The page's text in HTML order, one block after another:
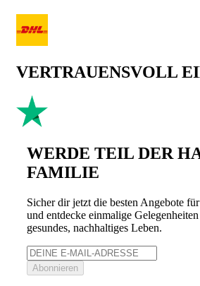
VERTRAUENSVOLL
WERDE TEIL DER
FAMILIE
Sicher dir jetzt die besten Angebote
und entdecke einmalige
gesundes, nachhaltiges Leben.
Abonnieren